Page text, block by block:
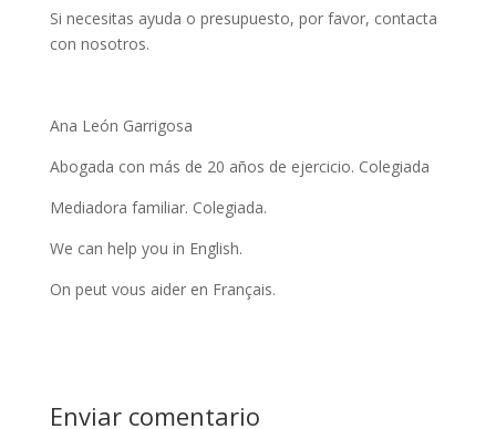
Si necesitas ayuda o presupuesto, por favor, contacta
con nosotros.
Ana León Garrigosa
Abogada con más de 20 años de ejercicio. Colegiada
Mediadora familiar. Colegiada.
We can help you in English.
On peut vous aider en Français.
Enviar comentario